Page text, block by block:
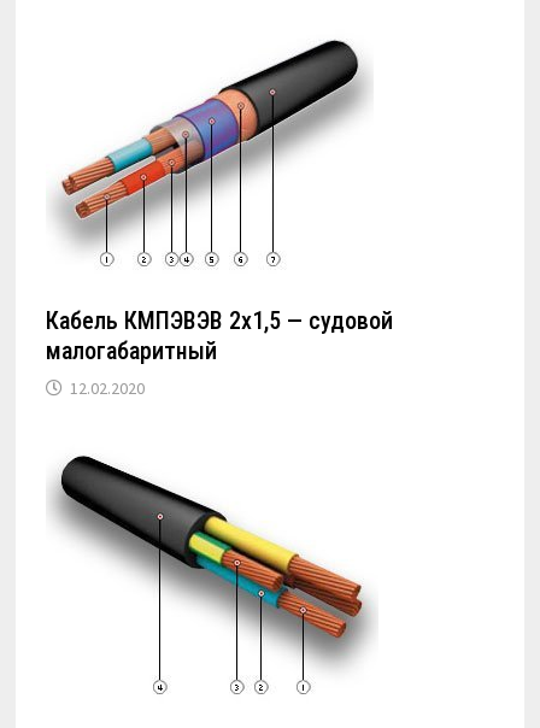
Кабель КМПЭВЭВ 2х1,5 — судовой
малогабаритный
12.02.2020